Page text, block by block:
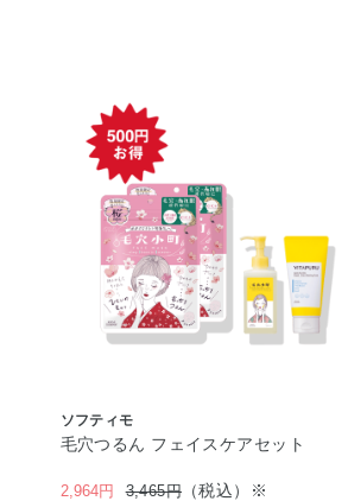
ソフティモ
毛穴つるん フェイスケアセット
2,964円 3,465円 （税込）※